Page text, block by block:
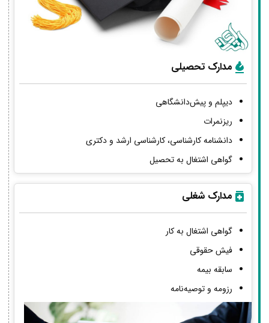
مدارک تحصیلی
دیپلم و پیش‌دانشگاهی
ریزنمرات
دانشنامه کارشناسی، کارشناسی ارشد و دکتری
گواهی اشتغال به تحصیل
مدارک شغلی
گواهی اشتغال به کار
فیش حقوقی
سابقه بیمه
رزومه و توصیه‌نامه